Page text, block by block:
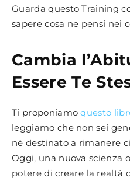
Guarda questo Training
sapere cosa ne pensi nei
Cambia
Essere Te
Ti proponiamoquesto
leggiamo che non sei
né destinato a rimanere
Oggi, una nuova scienza
potere di creare la realtà